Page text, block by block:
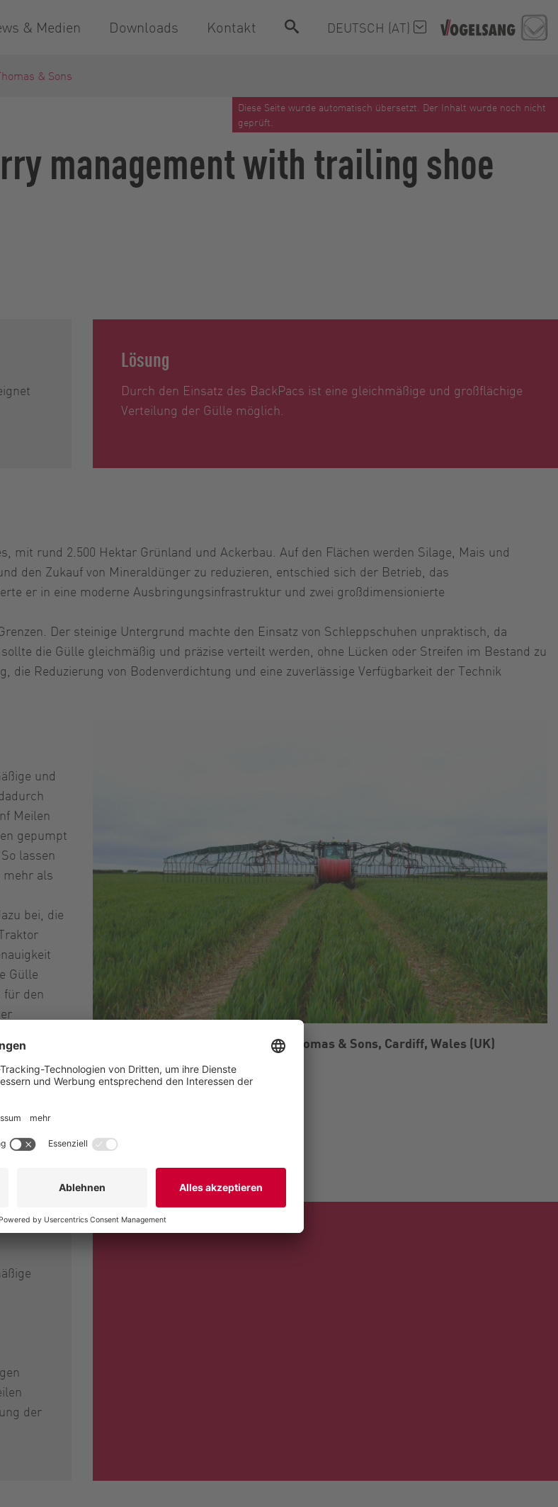
& Medien Downloads Kontakt DEUTSCH (AT)
& Sons
Diese Seite wurde automatisch übersetzt. Der Inhalt wurde noch nicht
geprüft.
management with trailing shoe
Lösung
Durch den Einsatz des BackPacs ist eine gleichmäßige und großflächige
Verteilung der Gülle möglich.
mit rund 2.500 Hektar Grünland und Ackerbau. Auf den Flächen werden Silage, Mais und
den Zukauf von Mineraldünger zu reduzieren, entschied sich der Betrieb, das
er in eine moderne Ausbringungsinfrastruktur und zwei großdimensionierte
Der steinige Untergrund machte den Einsatz von Schleppschuhen unpraktisch, da
die Gülle gleichmäßig und präzise verteilt werden, ohne Lücken oder Streifen im Bestand zu
die Reduzierung von Bodenverdichtung und eine zuverlässige Verfügbarkeit der Technik
und
Meilen
gepumpt
lassen
mehr als
bei, die
Gülle
für den
Die 300
auf
BackPac in Aktion bei VJ Thomas & Sons, Cardiff, Wales (UK)
der